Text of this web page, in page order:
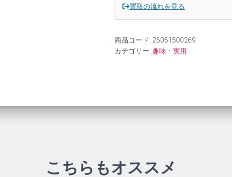
買取の流れを見る
商品コード: 26051500269
カテゴリー: 趣味・実用
こちらもオススメ